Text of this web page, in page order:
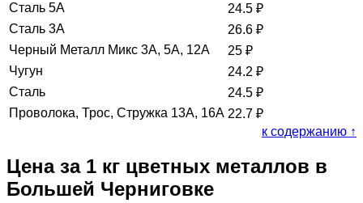
Сталь 5А
24.5 ₽
Сталь 3А
26.6 ₽
Черный Металл Микс 3А, 5А, 12А
25 ₽
Чугун
24.2 ₽
Сталь
24.5 ₽
Проволока, Трос, Стружка 13А, 16А 22.7 ₽
к содержанию ↑
Цена за 1 кг цветных металлов в
Большей Черниговке